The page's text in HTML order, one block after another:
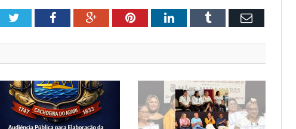
TwitterFacebookGoogle+PinterestLinkedInTumblr Email